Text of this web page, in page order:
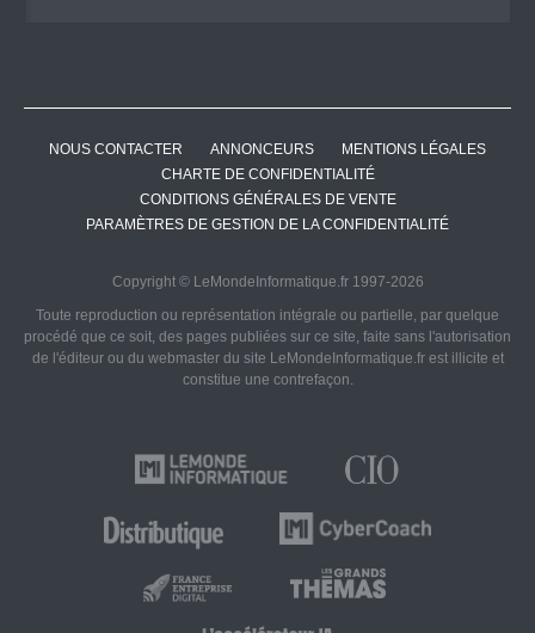
NOUS CONTACTER ANNONCEURS
MENTIONS LÉGALES
CHARTE DE CONFIDENTIALITÉ
CONDITIONS GÉNÉRALES DE VENTE
PARAMÈTRES DE GESTION DE LA CONFIDENTIALITÉ
Copyright © LeMondeInformatique.fr 1997-2026
Toute reproduction ou représentation intégrale ou partielle, par quelque
procédé que ce soit, des pages publiées sur ce site, faite sans l'autorisation
de l'éditeur ou du webmaster du site LeMondeInformatique.fr est illicite et
constitue une contrefaçon.